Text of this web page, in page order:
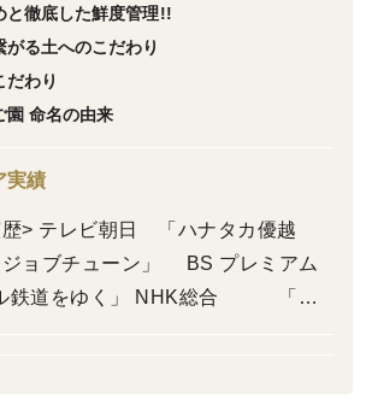
傷や葉跡、色薄などのものが混じるこ
培で仕上げます❗
５００円引きで予約受け付けします✨
ら９月１日頃
と徹底した鮮度管理!!
る土へのこだわり
だわり
園 命名の由来
実績
> テレビ朝日 「ハナタカ優越
ル鉄道をゆく」 NHK総合 「輝